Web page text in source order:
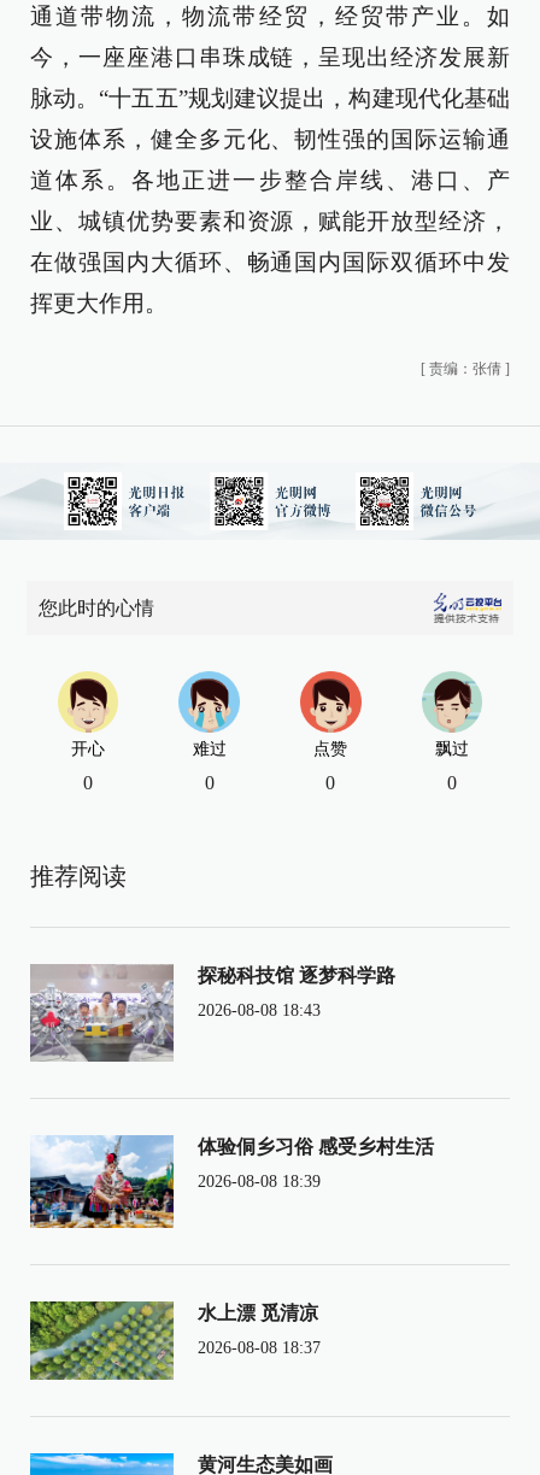
通道带物流，物流带经贸，经贸带产业。如
今，一座座港口串珠成链，呈现出经济发展新
脉动。“十五五”规划建议提出，构建现代化基础
设施体系，健全多元化、韧性强的国际运输通
道体系。各地正进一步整合岸线、港口、产
业、城镇优势要素和资源，赋能开放型经济，
在做强国内大循环、畅通国内国际双循环中发
挥更大作用。
[ 责编：张倩 ]
您此时的心情
开心
0
难过
0
点赞
0
飘过
0
推荐阅读
探秘科技馆 逐梦科学路
2026-08-08 18:43
体验侗乡习俗 感受乡村生活
2026-08-08 18:39
水上漂 觅清凉
2026-08-08 18:37
黄河生态美如画